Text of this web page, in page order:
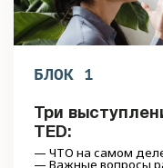
БЛОК 1
Три
TED:
— ЧТО на самом
— Важные вопросы